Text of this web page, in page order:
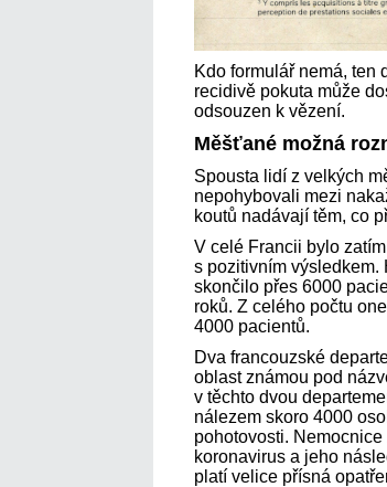
Kdo formulář nemá, ten
recidivě pokuta může
odsouzen k vězení.
Měšťané možná
Spousta lidí z velkých
nepohybovali mezi
koutů nadávají těm, co
V celé Francii bylo
s pozitivním výsledkem.
skončilo přes 6000
roků. Z celého počtu
4000 pacientů.
Dva francouzské
oblast známou pod
v těchto dvou
nálezem skoro 4000
pohotovosti.
koronavirus a jeho
platí velice přísná